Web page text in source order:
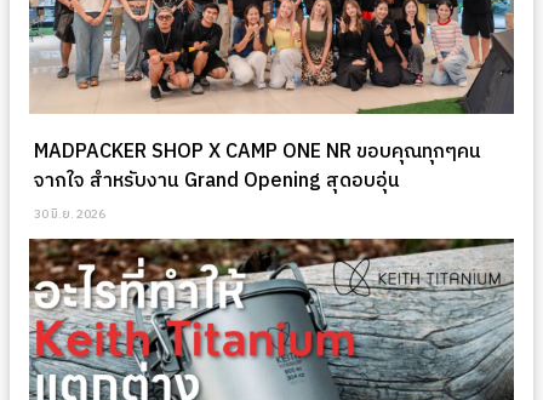
MADPACKER SHOP X CAMP ONE NR ขอบคุณทุกๆคน
จากใจ สำหรับงาน Grand Opening สุดอบอุ่น
30 มิ.ย. 2026